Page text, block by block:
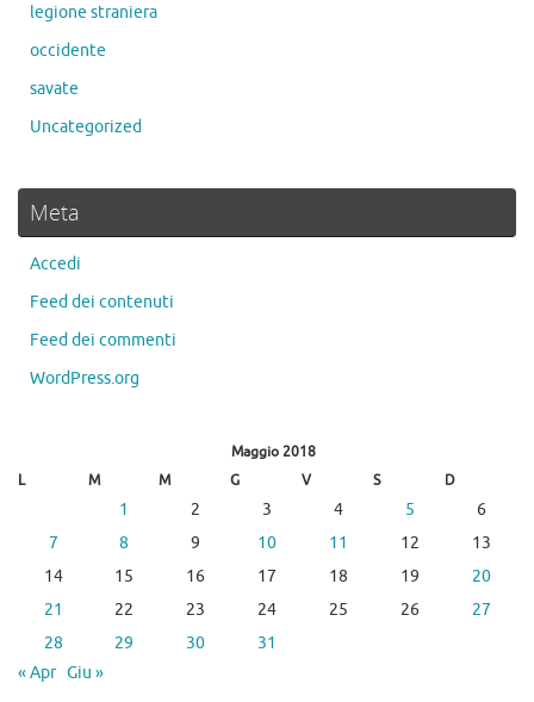
legione straniera
occidente
savate
Uncategorized
Meta
Accedi
Feed dei contenuti
Feed dei commenti
WordPress.org
Maggio 2018
L
M M G V S D
1 2 3 4 5
6
7
8 9 10 11 12
13
14
15 16 17 18 19
20
21
22 23 24 25 26
27
28
29 30
31
« Apr Giu »